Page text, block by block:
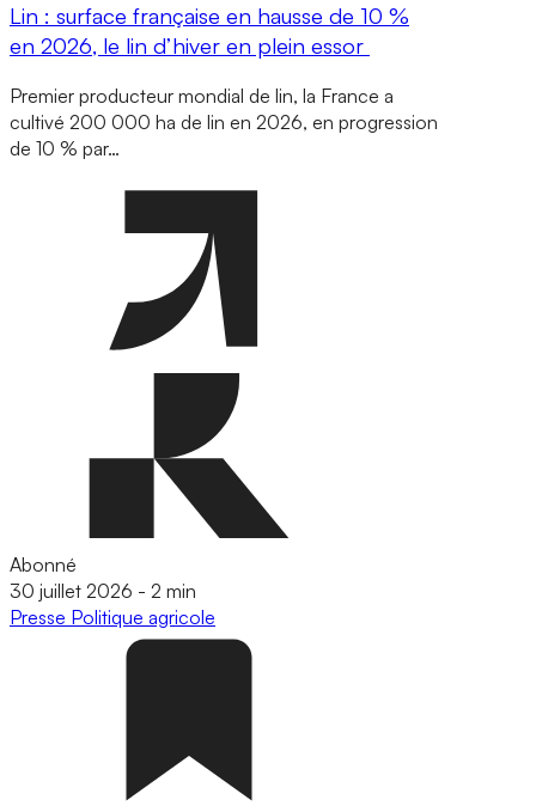
Lin : surface française en hausse de 10 %
en 2026, le lin d’hiver en plein essor
Premier producteur mondial de lin, la France a
cultivé 200 000 ha de lin en 2026, en progression
de 10 % par…
Abonné
30 juillet 2026 - 2 min
Presse Politique agricole